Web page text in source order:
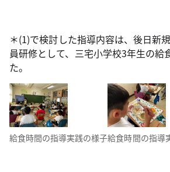
＊(1)で検討した指導内容は、後日新
員研修として、三宅小学校3年生の給
た。
給食時間の指導実践の様子給食時間の指導